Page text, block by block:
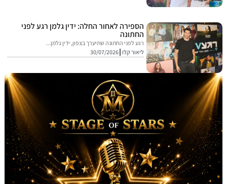
הספירה לאחור החלה: ידין גלמן רגע לפני
החתונה
רגע לפני החתונה שתיערך בצפון, ידין גלמן...
ליאור קלו 30/07/2026